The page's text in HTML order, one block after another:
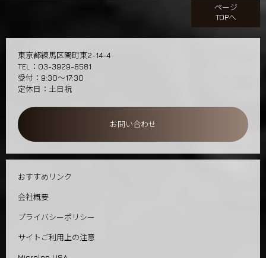
ページ
TOPへ
東京都練馬区関町東2-14-4
TEL：03-3929-8581
受付：9:30～17:30
定休日：土日祝
お問い合わせ
おすすめリンク
会社概要
プライバシーポリシー
サイトご利用上の注意